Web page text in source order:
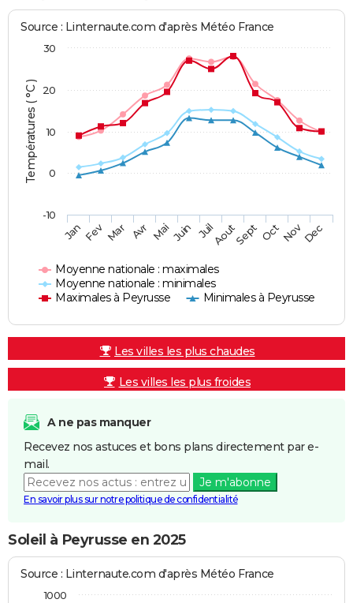
Températures ( °C )
Source : Linternaute.com d'après Météo France
Moyenne nationale : maximales
Moyenne nationale : minimales
Maximales à Peyrusse
Minimales à Peyrusse
JanFev Mar Avr MaiJuin JuilAoutSept OctNovDec
-10
0
10
20
30
Les villes les plus chaudes
Les villes les plus froides
A ne pas manquer
Recevez nos astuces et bons plans directement par e-
mail.
Je m'abonne
En savoir plus sur notre politique de confidentialité
Soleil à Peyrusse en 2025
Source : Linternaute.com d'après Météo France
1000